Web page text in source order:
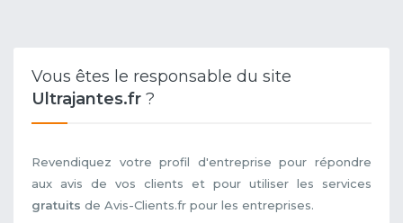
Vous êtes le responsable du site
Ultrajantes.fr ?
Revendiquez votre profil d'entreprise pour répondre
aux avis de vos clients et pour utiliser les services
gratuits de Avis-Clients.fr pour les entreprises.